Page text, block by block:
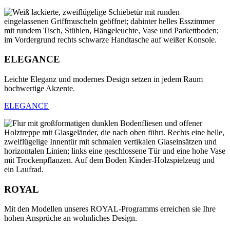
ELEGANCE
Leichte Eleganz und modernes Design setzen in jedem Raum
hochwertige Akzente.
ELEGANCE
ROYAL
Mit den Modellen unseres ROYAL-Programms erreichen sie Ihre
hohen Ansprüche an wohnliches Design.